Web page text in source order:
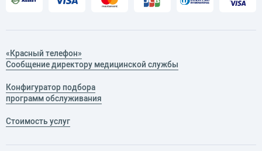
«Красный телефон»
Сообщение директору медицинской службы
Конфигуратор подбора
программ обслуживания
Стоимость услуг